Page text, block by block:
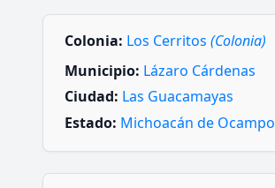
Colonia: Los Cerritos (Colonia)
Municipio: Lázaro Cárdenas
Ciudad: Las Guacamayas
Estado: Michoacán de Ocampo